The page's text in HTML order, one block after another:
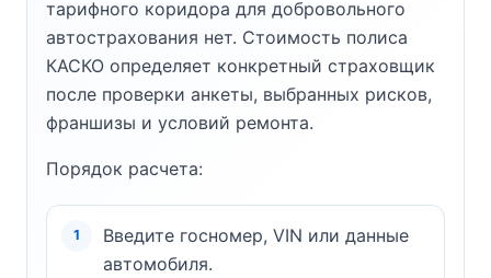
тарифного коридора для добровольного
автострахования нет. Стоимость полиса
КАСКО определяет конкретный страховщик
после проверки анкеты, выбранных рисков,
франшизы и условий ремонта.
Порядок расчета:
Введите госномер, VIN или данные
автомобиля.